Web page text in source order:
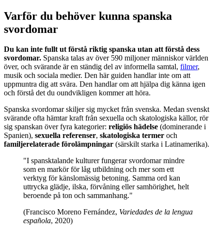
Varför du behöver kunna spanska
svordomar
Du kan inte fullt ut förstå riktig spanska utan att förstå dess
svordomar. Spanska talas av över 590 miljoner människor världen
över, och svärande är en ständig del av informella samtal, filmer,
musik och sociala medier. Den här guiden handlar inte om att
uppmuntra dig att svära. Den handlar om att hjälpa dig känna igen
och förstå det du oundvikligen kommer att höra.
Spanska svordomar skiljer sig mycket från svenska. Medan svenskt
svärande ofta hämtar kraft från sexuella och skatologiska källor, rör
sig spanskan över fyra kategorier: religiös hädelse (dominerande i
Spanien), sexuella referenser, skatologiska termer och
familjerelaterade förolämpningar (särskilt starka i Latinamerika).
"I spansktalande kulturer fungerar svordomar mindre
som en markör för låg utbildning och mer som ett
verktyg för känslomässig betoning. Samma ord kan
uttrycka glädje, ilska, förvåning eller samhörighet, helt
beroende på ton och sammanhang."
(Francisco Moreno Fernández, Variedades de la lengua
española, 2020)